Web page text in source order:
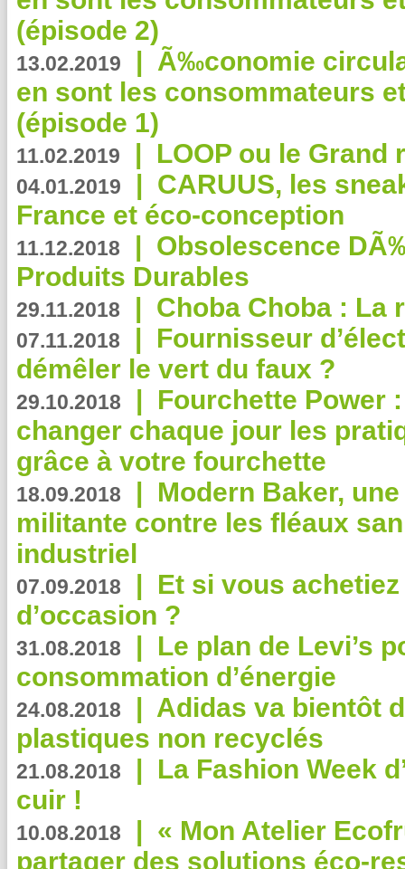
(épisode 2)
13.02.2019 | Ã‰conomie
en sont les consommateurs
(épisode 1)
11.02.2019 | LOOP ou le Grand
04.01.2019 | CARUUS, les
France et éco-conception
11.12.2018 | Obsolescence
Produits Durables
29.11.2018 | Choba Choba : La
07.11.2018 | Fournisseur
démêler le vert du faux ?
29.10.2018 | Fourchette Power
changer chaque jour les
grâce à votre fourchette
18.09.2018 | Modern Baker,
militante contre les fléaux
industriel
07.09.2018 | Et si vous
d’occasion ?
31.08.2018 | Le plan de Levi’s
consommation d’énergie
24.08.2018 | Adidas va bientôt
plastiques non recyclés
21.08.2018 | La Fashion Week
cuir !
10.08.2018 | « Mon Atelier
partager des solutions éco-